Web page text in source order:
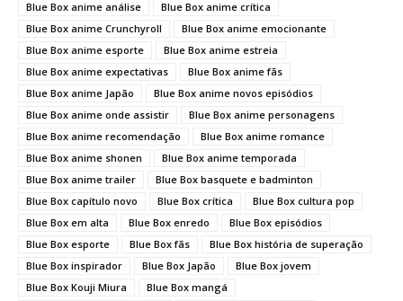
Blue Box anime análise
Blue Box anime crítica
Blue Box anime Crunchyroll
Blue Box anime emocionante
Blue Box anime esporte
Blue Box anime estreia
Blue Box anime expectativas
Blue Box anime fãs
Blue Box anime Japão
Blue Box anime novos episódios
Blue Box anime onde assistir
Blue Box anime personagens
Blue Box anime recomendação
Blue Box anime romance
Blue Box anime shonen
Blue Box anime temporada
Blue Box anime trailer
Blue Box basquete e badminton
Blue Box capítulo novo
Blue Box crítica
Blue Box cultura pop
Blue Box em alta
Blue Box enredo
Blue Box episódios
Blue Box esporte
Blue Box fãs
Blue Box história de superação
Blue Box inspirador
Blue Box Japão
Blue Box jovem
Blue Box Kouji Miura
Blue Box mangá